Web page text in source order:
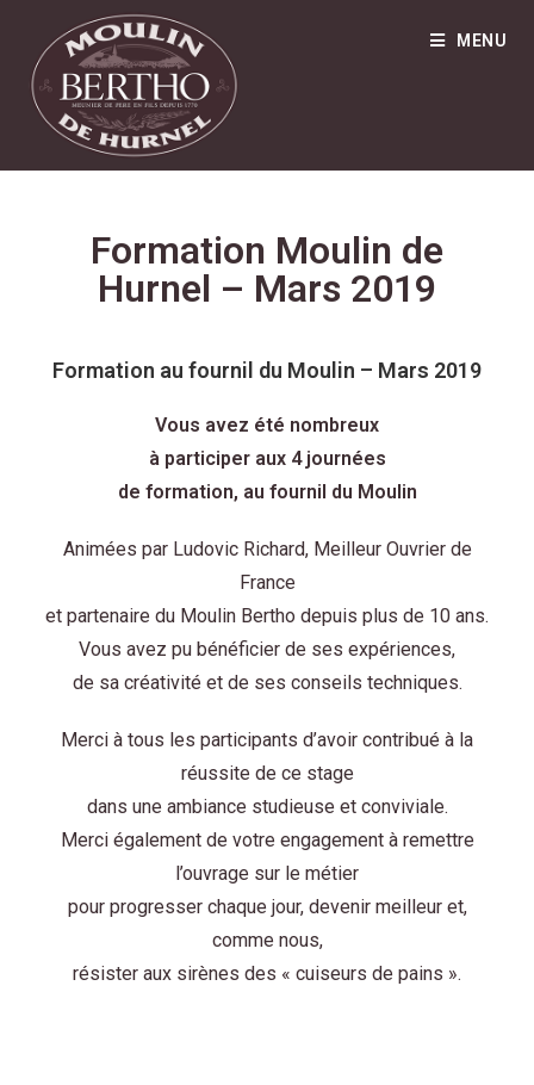
MENU
Formation Moulin de
Hurnel – Mars 2019
Formation au fournil du Moulin – Mars 2019
Vous avez été nombreux
à participer aux 4 journées
de formation, au fournil du Moulin
Animées par Ludovic Richard, Meilleur Ouvrier de
France
et partenaire du Moulin Bertho depuis plus de 10 ans.
Vous avez pu bénéficier de ses expériences,
de sa créativité et de ses conseils techniques.
Merci à tous les participants d’avoir contribué à la
réussite de ce stage
dans une ambiance studieuse et conviviale.
Merci également de votre engagement à remettre
l’ouvrage sur le métier
pour progresser chaque jour, devenir meilleur et,
comme nous,
résister aux sirènes des « cuiseurs de pains ».